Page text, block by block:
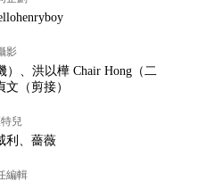
影
）、洪以樺 Chair Hong（二
（剪接）
兒
利、薔薇
編輯